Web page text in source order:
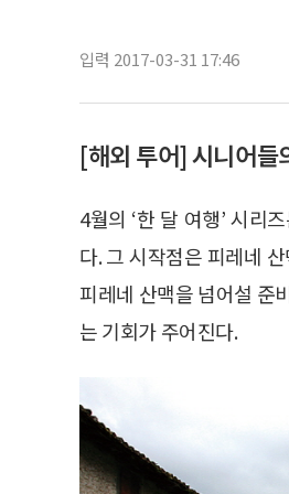
입력 2017-03-31 17:46
[해외 투어] 시니어들
4월의 ‘한 달 여행’ 시리
다. 그 시작점은 피레네
피레네 산맥을 넘어설 준
는 기회가 주어진다.